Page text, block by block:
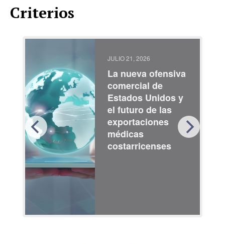
Criterios
JULIO 21, 2026
La nueva ofensiva
comercial de
Estados Unidos y
el futuro de las
exportaciones
médicas
costarricenses